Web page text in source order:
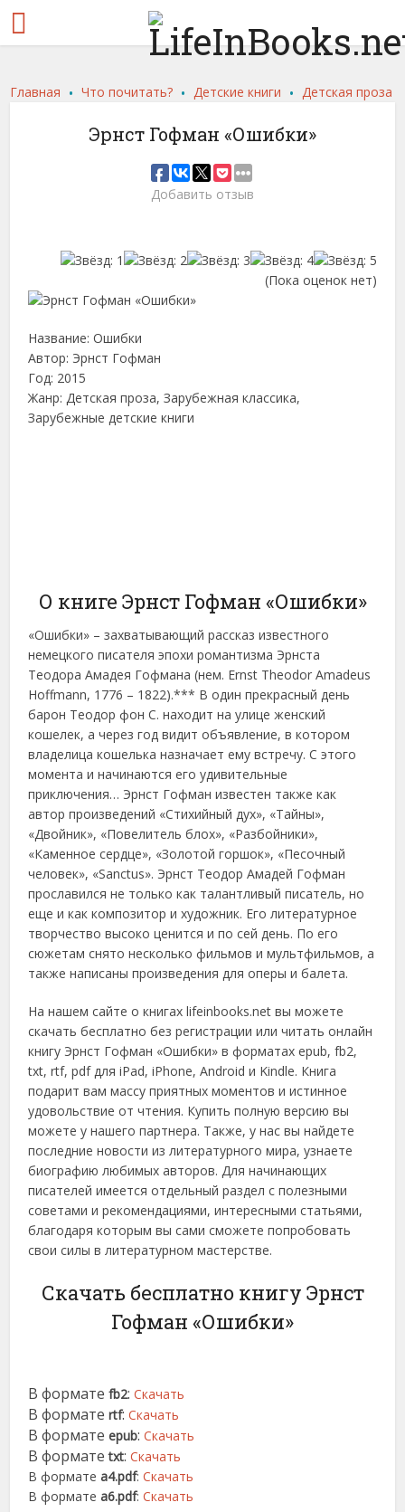
Главная .Что почитать? . Детские книги . Детская проза
Эрнст Гофман «Ошибки»
Добавить отзыв
(Пока оценок нет)
Название: Ошибки
Автор: Эрнст Гофман
Год: 2015
Жанр: Детская проза, Зарубежная классика,
Зарубежные детские книги
О книге Эрнст Гофман «Ошибки»
«Ошибки» – захватывающий рассказ известного
немецкого писателя эпохи романтизма Эрнста
Теодора Амадея Гофмана (нем. Ernst Theodor Amadeus
Hoffmann, 1776 – 1822).*** В один прекрасный день
барон Теодор фон С. находит на улице женский
кошелек, а через год видит объявление, в котором
владелица кошелька назначает ему встречу. С этого
момента и начинаются его удивительные
приключения… Эрнст Гофман известен также как
автор произведений «Стихийный дух», «Тайны»,
«Двойник», «Повелитель блох», «Разбойники»,
«Каменное сердце», «Золотой горшок», «Песочный
человек», «Sanctus». Эрнст Теодор Амадей Гофман
прославился не только как талантливый писатель, но
еще и как композитор и художник. Его литературное
творчество высоко ценится и по сей день. По его
сюжетам снято несколько фильмов и мультфильмов, а
также написаны произведения для оперы и балета.
На нашем сайте о книгах lifeinbooks.net вы можете
скачать бесплатно без регистрации или читать онлайн
книгу Эрнст Гофман «Ошибки» в форматах epub, fb2,
txt, rtf, pdf для iPad, iPhone, Android и Kindle. Книга
подарит вам массу приятных моментов и истинное
удовольствие от чтения. Купить полную версию вы
можете у нашего партнера. Также, у нас вы найдете
последние новости из литературного мира, узнаете
биографию любимых авторов. Для начинающих
писателей имеется отдельный раздел с полезными
советами и рекомендациями, интересными статьями,
благодаря которым вы сами сможете попробовать
свои силы в литературном мастерстве.
Скачать бесплатно книгу Эрнст
Гофман «Ошибки»
В форматеfb2:Скачать
В форматеrtf:Скачать
В форматеepub:Скачать
В форматеtxt:Скачать
В форматеa4.pdf:Скачать
В форматеa6.pdf:Скачать